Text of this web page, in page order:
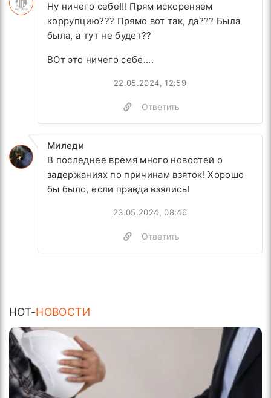
Ну ничего себе!!! Прям искореняем
коррупцию??? Прямо вот так, да??? Была
была, а тут не будет??
ВОт это ничего себе....
22.05.2024, 12:59
Ответить
Миледи
В последнее время много новостей о
задержаниях по причинам взяток! Хорошо
бы было, если правда взялись!
23.05.2024, 08:46
Ответить
HOT-НОВОСТИ